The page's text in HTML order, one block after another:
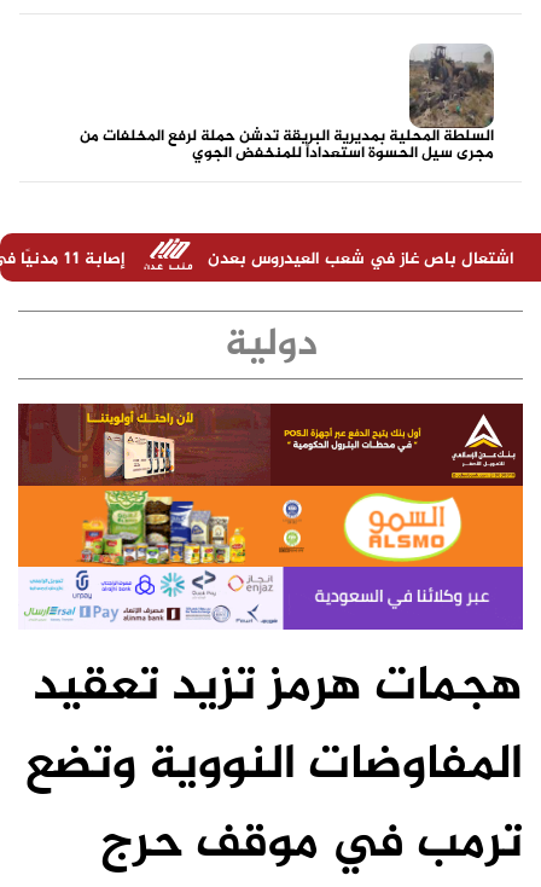
السلطة المحلية بمديرية البريقة تدشن حملة لرفع المخلفات من
مجرى سيل الحسوة استعداداً للمنخفض الجوي
شعب العيدروس بعدن إصابة 11 مدنيًا في هجوم حوثي على نجران السعودية
دولية
هجمات هرمز تزيد تعقيد
المفاوضات النووية وتضع
ترمب في موقف حرج